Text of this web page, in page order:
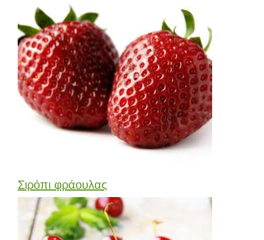
Σιρόπι φράουλας